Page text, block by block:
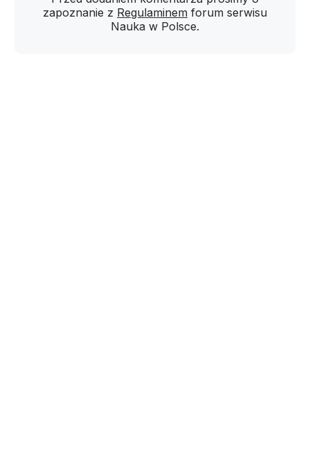
zapoznanie z Regulaminem forum serwisu
Nauka w Polsce.